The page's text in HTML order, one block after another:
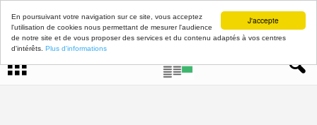
J'accepte
En poursuivant votre navigation sur ce site, vous acceptez
l'utilisation de cookies nous permettant de mesurer l'audience
de notre site et de vous proposer des services et du contenu adaptés à vos centres
d'intérêts. Plus d'informations